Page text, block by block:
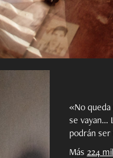
«No
se vayan…
podrán
Más 224